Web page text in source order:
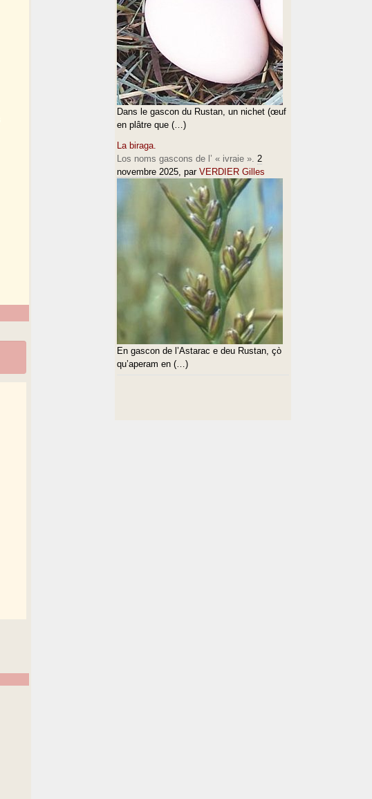
Dans le gascon du Rustan, un nichet (œuf
en plâtre que (…)
La biraga.
Los noms gascons de l’ « ivraie ». 2
novembre 2025, par VERDIER Gilles
En gascon de l’Astarac e deu Rustan, çò
qu’aperam en (…)